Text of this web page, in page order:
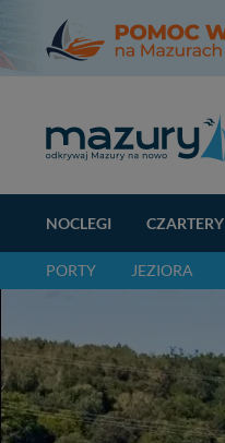
NOCLEGI CZARTERY
PORTY JEZIORA